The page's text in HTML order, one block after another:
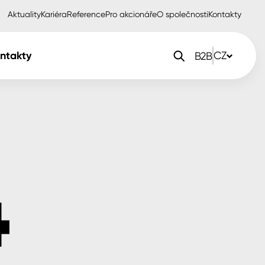
AktualityKariéraReferencePro akcionářeO společnostiKontakty
B2BCZ